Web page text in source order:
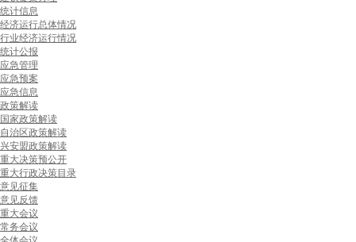
统计信息
经济运行总体情况
行业经济运行情况
统计公报
应急管理
应急预案
应急信息
政策解读
国家政策解读
自治区政策解读
兴安盟政策解读
重大决策预公开
重大行政决策目录
意见征集
意见反馈
重大会议
常务会议